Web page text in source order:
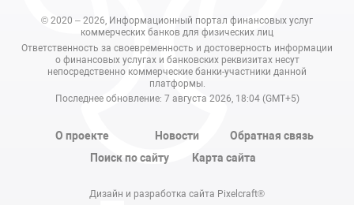
© 2020 – 2026, Информационный портал финансовых услуг
коммерческих банков для физических лиц
Ответственность за своевременность и достоверность информации
о финансовых услугах и банковских реквизитах несут
непосредственно коммерческие банки-участники данной
платформы.
Последнее обновление: 7 августа 2026, 18:04 (GMT+5)
О проекте Новости
Обратная связь
Поиск по сайту
Карта сайта
Дизайн и разработка сайта Pixelcraft®